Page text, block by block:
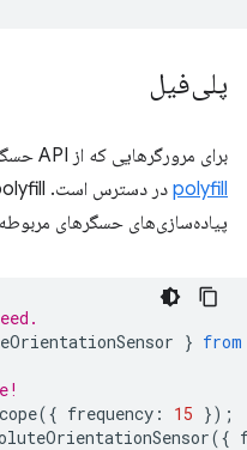
پلی‌فیل
برای مرورگرهایی که از API حسگر عمومی پشتیبانی نمی‌کنند، یک
polyfill
پیاده‌سازی‌های حسگرهای مربوطه
} from
({ frequency : 15 });
({